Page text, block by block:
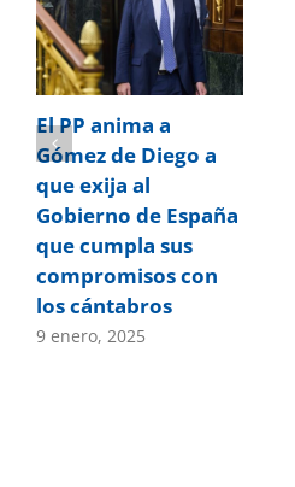
El PP anima a
Gómez de Diego a
que exija al
Gobierno de España
que cumpla sus
compromisos con
los cántabros
9 enero, 2025